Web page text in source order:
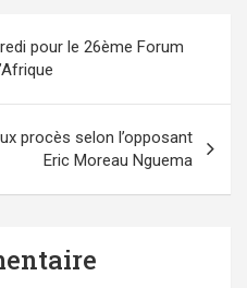
pour le 26ème Forum
procès selon l’opposant
Eric Moreau Nguema